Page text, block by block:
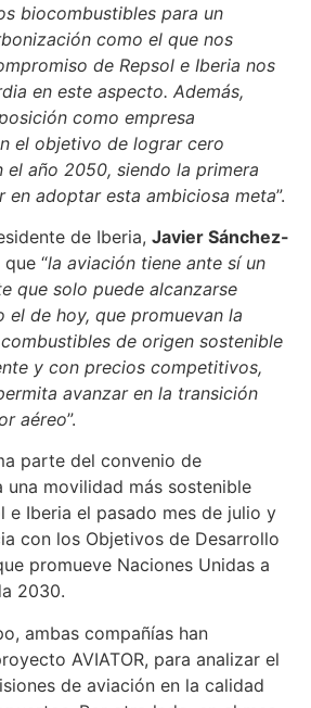
biocombustibles para un
como el que nos
de Repsol e Iberia nos
en este aspecto. Además,
como empresa
el objetivo de lograr cero
el año 2050, siendo la primera
en adoptar esta ambiciosa meta”.
de Iberia, Javier Sánchez-
“la aviación tiene ante sí un
que solo puede alcanzarse
el de hoy, que promuevan la
de origen sostenible
y con precios competitivos,
avanzar en la transición
aéreo”.
parte del convenio de
una movilidad más sostenible
e Iberia el pasado mes de julio y
con los Objetivos de Desarrollo
promueve Naciones Unidas a
2030.
ambas compañías han
AVIATOR, para analizar el
de aviación en la calidad